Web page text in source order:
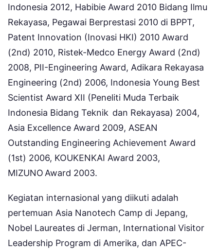
Indonesia 2012, Habibie Award 2010 Bidang Ilmu
Rekayasa, Pegawai Berprestasi 2010 di BPPT,
Patent Innovation (Inovasi HKI) 2010 Award
(2nd) 2010, Ristek-Medco Energy Award (2nd)
2008, PII-Engineering Award, Adikara Rekayasa
Engineering (2nd) 2006, Indonesia Young Best
Scientist Award XII (Peneliti Muda Terbaik
Indonesia Bidang Teknik dan Rekayasa) 2004,
Asia Excellence Award 2009, ASEAN
Outstanding Engineering Achievement Award
(1st) 2006, KOUKENKAI Award 2003,
MIZUNO Award 2003.
Kegiatan internasional yang diikuti adalah
pertemuan Asia Nanotech Camp di Jepang,
Nobel Laureates di Jerman, International Visitor
Leadership Program di Amerika, dan APEC-